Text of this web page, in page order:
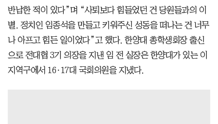
반납한 적이 있다”며 “사퇴보다 힘들었던 건 당원들과의 이
별. 정치인 임종석을 만들고 키워주신 성동을 떠나는 건 너무
나 아프고 힘든 일이었다”고 했다. 한양대 총학생회장 출신
으로 전대협 3기 의장을 지낸 임 전 실장은 한양대가 있는 이
지역구에서 16·17대 국회의원을 지냈다.